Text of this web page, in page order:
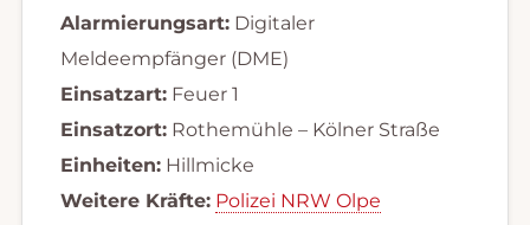
Alarmierungsart:Digitaler
Meldeempfänger (DME)
Einsatzart:Feuer 1
Einsatzort:Rothemühle – Kölner Straße
Einheiten:Hillmicke
Weitere Kräfte: Polizei NRW Olpe